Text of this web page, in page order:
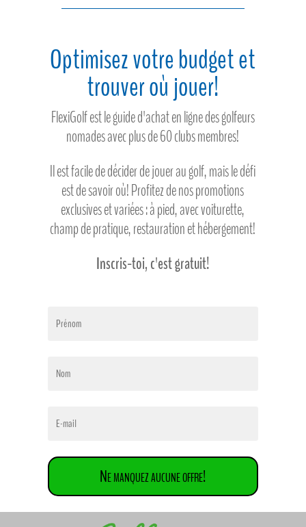
Optimisez votre budget et
trouver où jouer!
FlexiGolf est le guide d'achat en ligne des golfeurs
nomades avec plus de 60 clubs membres!
Il est facile de décider de jouer au golf, mais le défi
est de savoir où! Profitez de nos promotions
exclusives et variées : à pied, avec voiturette,
champ de pratique, restauration et hébergement!
Inscris-toi, c'est gratuit!
Ne manquez aucune offre!